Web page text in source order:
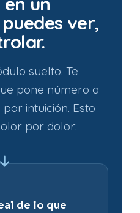
ver,
suelto. Te
pone número a
intuición. Esto
por dolor:
de lo que